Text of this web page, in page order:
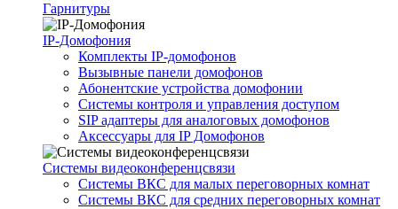
Гарнитуры
IP-Домофония
Комплекты IP-домофонов
Вызывные панели домофонов
Абонентские устройства домофонии
Системы контроля и управления доступом
SIP адаптеры для аналоговых домофонов
Аксессуары для IP Домофонов
Системы видеоконференцсвязи
Системы ВКС для малых переговорных комнат
Системы ВКС для средних переговорных комнат